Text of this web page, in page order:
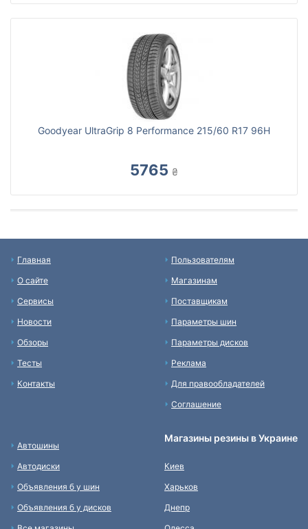
Goodyear UltraGrip 8 Performance 215/60 R17 96H
5765 ₴
Главная
О сайте
Сервисы
Новости
Обзоры
Тесты
Контакты
Пользователям
Магазинам
Поставщикам
Параметры шин
Параметры дисков
Реклама
Для правообладателей
Соглашение
Автошины
Автодиски
Объявления б у шин
Объявления б у дисков
Магазины резины в Украине
Киев
Харьков
Днепр